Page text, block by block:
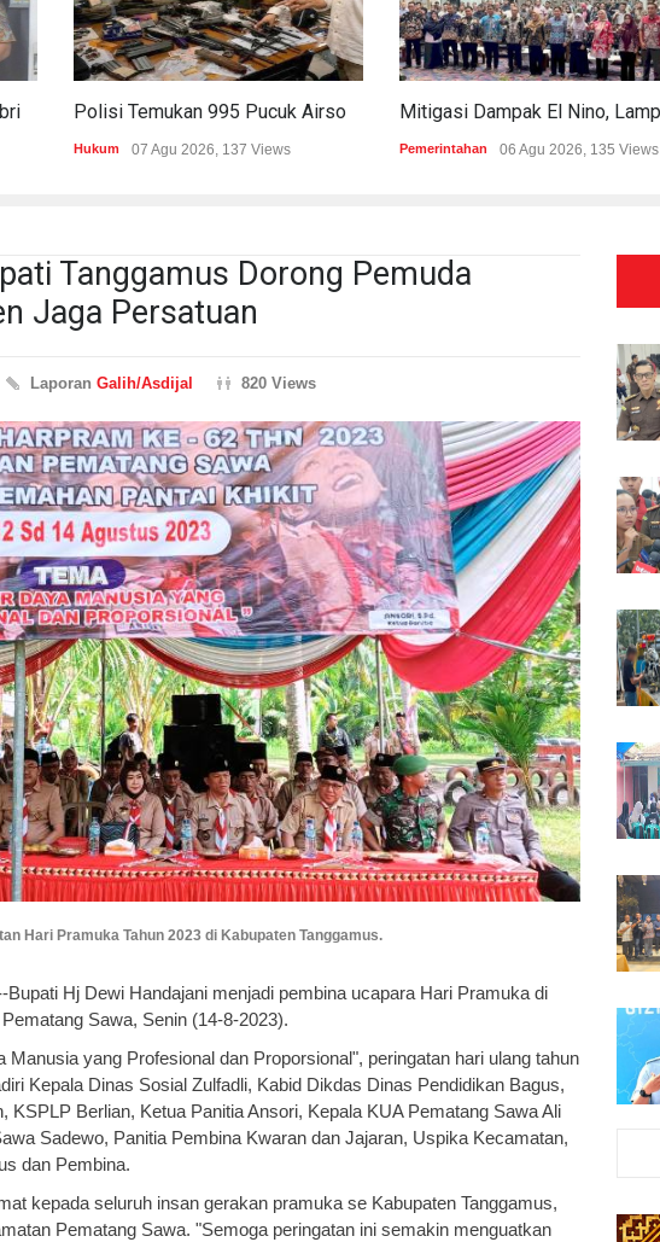
Hukum 07 Agu 2026, 137 Views Pemerintahan 06 Agu 2026, 135 Views
Tanggamus Dorong Pemuda
Jaga Persatuan
Laporan Galih/Asdijal 820 Views
Hari Pramuka Tahun 2023 di Kabupaten Tanggamus.
Bupati Hj Dewi Handajani menjadi pembina ucapara Hari Pramuka di
Sawa, Senin (14-8-2023).
yang Profesional dan Proporsional", peringatan hari ulang tahun
Kepala Dinas Sosial Zulfadli, Kabid Dikdas Dinas Pendidikan Bagus,
KSPLP Berlian, Ketua Panitia Ansori, Kepala KUA Pematang Sawa Ali
Sadewo, Panitia Pembina Kwaran dan Jajaran, Uspika Kecamatan,
dan Pembina.
kepada seluruh insan gerakan pramuka se Kabupaten Tanggamus,
Pematang Sawa. "Semoga peringatan ini semakin menguatkan